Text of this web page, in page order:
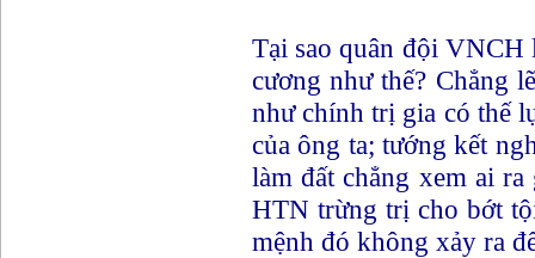
Tại sao quân đội
cương như thế? Chẳng
như chính trị gia có thế
của ông ta; tướng kết
làm đất chẳng xem ai
HTN trừng trị cho bớt
mệnh đó không xảy ra